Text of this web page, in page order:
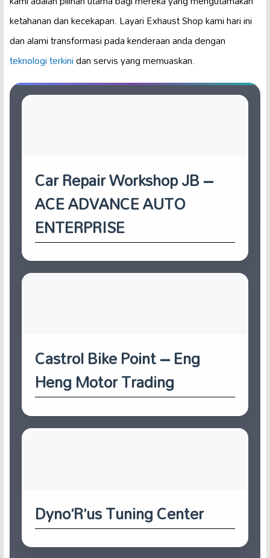
ketahanan dan kecekapan. Layari Exhaust Shop kami hari ini
dan alami transformasi pada kenderaan anda dengan
teknologi terkinidan servis yang memuaskan.
Car Repair Workshop JB –
ACE ADVANCE AUTO
ENTERPRISE
Castrol Bike Point – Eng
Heng Motor Trading
Dyno’R’us Tuning Center